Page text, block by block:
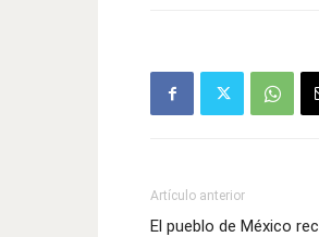
Artículo anterior
El pueblo de México